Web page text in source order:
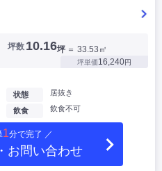
坪数 10.16坪 ＝ 33.53㎡
坪単価16,240円
状態 居抜き
飲食 飲食不可
1分で完了 ／
お問い合わせ